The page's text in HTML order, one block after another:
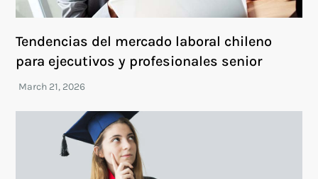
Tendencias del mercado laboral chileno
para ejecutivos y profesionales senior